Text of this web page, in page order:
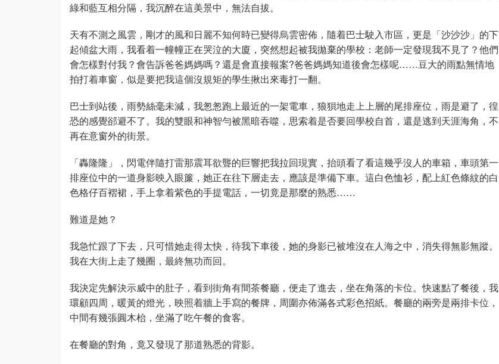
綠和藍互相分隔，我沉醉在這美景中，無法自拔。
天有不測之風雲，剛才的風和日麗不知何時已變得烏雲密佈，隨着巴士駛入市區，更是「沙沙沙」的下
起傾盆大雨，我看着一幢幢正在哭泣的大廈，突然想起被我拋棄的學校：老師一定發現我不見了？他們
會怎樣對付我？會告訴爸爸媽媽嗎？還是會直接報案?爸爸媽媽知道後會怎樣呢……豆大的雨點無情地
拍打着車窗，似是要把我這個沒規矩的學生揪出來毒打一翻。
巴士到站後，雨勢絲毫未減，我怱怱跑上最近的一架電車，狼狽地走上上層的尾排座位，雨是避了，徨
恐的感覺郤避不了。我的雙眼和神智勻被黑暗吞噬，思索着是否要回學校自首，還是逃到天涯海角，不
再在意窗外的街景。
「轟隆隆」，閃電伴隨打雷那震耳欲聾的巨響把我拉回現實，抬頭看了看這幾乎沒人的車箱，車頭第一
排座位中的一道身影映入眼簾，她正在往下層走去，應該是準備下車。這白色恤衫，配上紅色條紋的白
色格仔百褶裙，手上拿着紫色的手提電話，一切竟是那麼的熟悉……
難道是她？
我急忙跟了下去，只可惜她走得太快，待我下車後，她的身影已被堆沒在人海之中，消失得無影無蹤。
我在大街上走了幾圈，最終無功而回。
我決定先解決示威中的肚子，看到街角有間茶餐廳，便走了進去，坐在角落的卡位。快速點了餐後，我
環顧四周，暖黃的燈光，映照着牆上手寫的餐牌，周圍亦佈滿各式彩色招紙。餐廳的兩旁是兩排卡位，
中間有幾張圓木枱，坐滿了吃午餐的食客。
在餐廳的對角，竟又發現了那道熟悉的背影。